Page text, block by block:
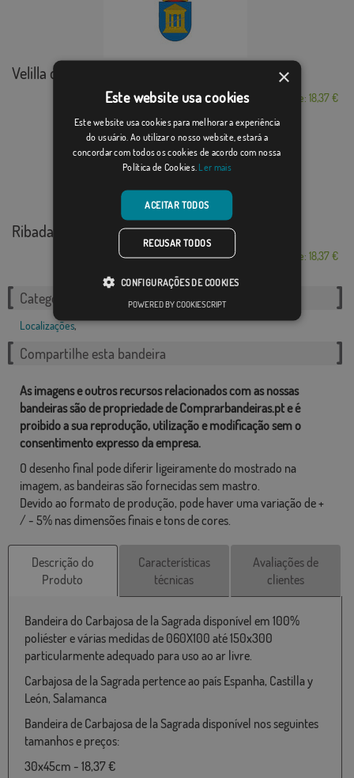
Velilla de Cinca
Desde: 18,37 €
Ribadavia
Desde: 18,37 €
Categorias relacionadas:
Localizações,
Compartilhe esta bandeira
As imagens e outros recursos relacionados com as nossas
bandeiras são de propriedade de Comprarbandeiras.pt e é
proibido a sua reprodução, utilização e modificação sem o
consentimento expresso da empresa.
O desenho final pode diferir ligeiramente do mostrado na
imagem, as bandeiras são fornecidas sem mastro.
Devido ao formato de produção, pode haver uma variação de +
/ - 5% nas dimensões finais e tons de cores.
Descrição do
Produto
Características
técnicas
Avaliações de
clientes
Bandeira do Carbajosa de la Sagrada disponível em 100%
poliéster e várias medidas de 060X100 até 150x300
particularmente adequado para uso ao ar livre.
Carbajosa de la Sagrada pertence ao país Espanha, Castilla y
León, Salamanca
Bandeira de Carbajosa de la Sagrada disponível nos seguintes
tamanhos e preços:
30x45cm - 18,37 €
×
Este website usa cookies
Este website usa cookies para melhorar a experiência
do usuário. Ao utilizar o nosso website, estará a
concordar com todos os cookies de acordo com nossa
Política de Cookies. Ler mais
ACEITAR TODOS
RECUSAR TODOS
CONFIGURAÇÕES DE COOKIES
POWERED BY COOKIESCRIPT